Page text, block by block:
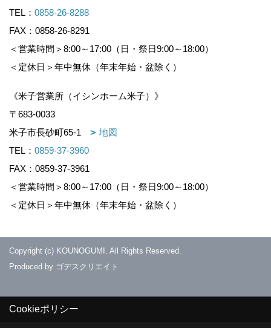
TEL： 0858-26-8288
FAX：0858-26-8291
＜営業時間＞8:00～17:00（日・祭日9:00～18:00）
＜定休日＞年中無休（年末年始・盆除く）
《米子営業所（イシンホーム米子）》
〒683-0033
米子市長砂町65-1
地図
TEL： 0859-37-3960
FAX：0859-37-3961
＜営業時間＞8:00～17:00（日・祭日9:00～18:00）
＜定休日＞年中無休（年末年始・盆除く）
Copyright (c) KOUNOGUMI. All Rights Reserved.
Produced by ゴデスクリエイト
Cookieポリシー